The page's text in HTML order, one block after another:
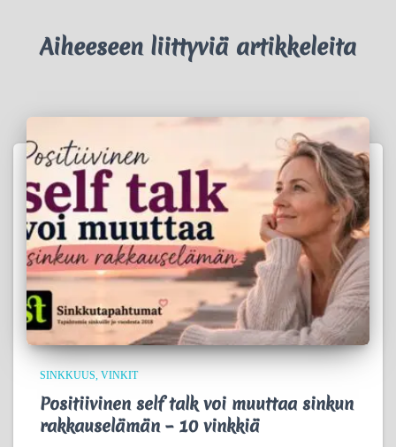
Aiheeseen liittyviä artikkeleita
SINKKUUS VINKIT
Positiivinen self talk voi muuttaa sinkun
rakkauselämän – 10 vinkkiä